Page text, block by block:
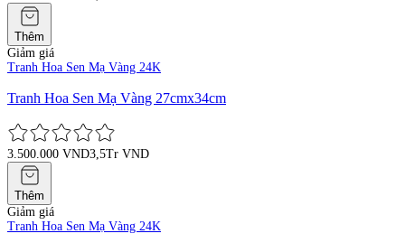
Thêm
Giảm giá
Tranh Hoa Sen Mạ Vàng 24K
Tranh Hoa Sen Mạ Vàng 27cmx34cm
3.500.000 VND3,5Tr VND
Thêm
Giảm giá
Tranh Hoa Sen Mạ Vàng 24K